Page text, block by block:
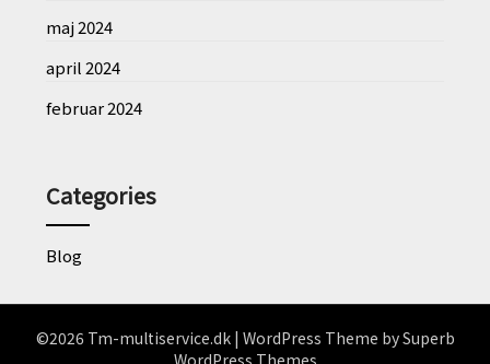
maj 2024
april 2024
februar 2024
Categories
Blog
©2026 Tm-multiservice.dk | WordPress Theme bySuperb